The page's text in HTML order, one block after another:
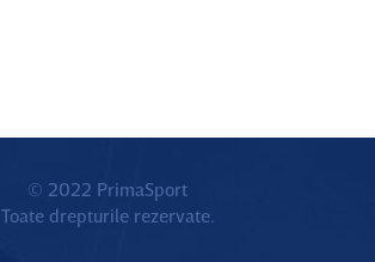
© 2022 PrimaSport
Toate drepturile rezervate.